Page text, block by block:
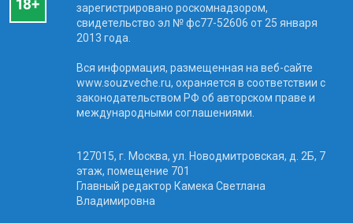
зарегистрировано роскомнадзором,
свидетельство эл № фc77-52606 от 25 января
2013 года.
Вся информация, размещенная на веб-сайте
www.souzveche.ru, охраняется в соответствии с
законодательством РФ об авторском праве и
международными соглашениями.
127015, г. Москва, ул. Новодмитровская, д. 2Б, 7
этаж, помещение 701
Главный редактор Камека Светлана
Владимировна